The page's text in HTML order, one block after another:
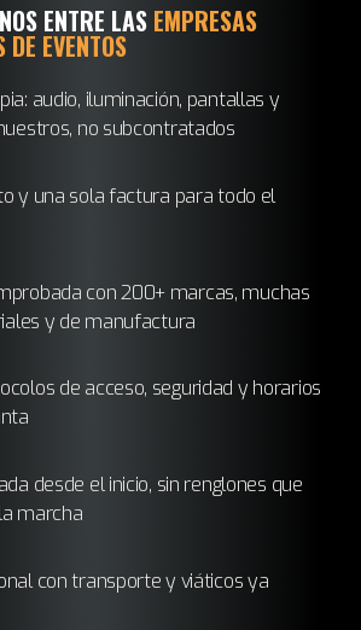
ENTRE LAS EMPRESAS
EVENTOS
audio, iluminación, pantallas y
no subcontratados
y una sola factura para todo el
con 200+ marcas, muchas
y de manufactura
de acceso, seguridad y horarios
desde el inicio, sin renglones que
marcha
con transporte y viáticos ya